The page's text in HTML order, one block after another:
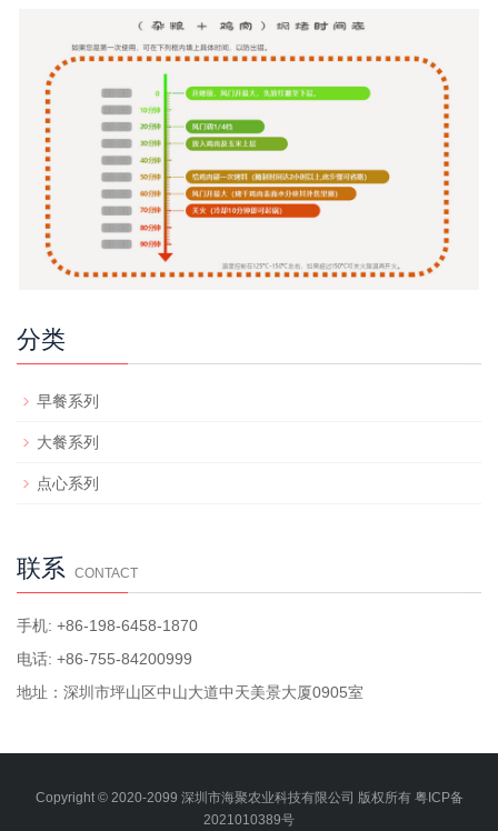
分类
早餐系列
大餐系列
点心系列
联系 CONTACT
手机: +86-198-6458-1870
电话: +86-755-84200999
地址：深圳市坪山区中山大道中天美景大厦0905室
Copyright © 2020-2099 深圳市海聚农业科技有限公司 版权所有 粤ICP备
2021010389号